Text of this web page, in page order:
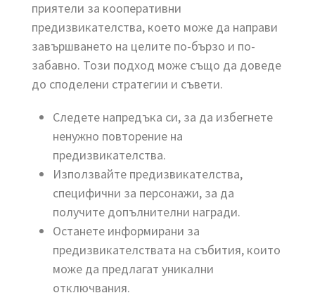
приятели за кооперативни
предизвикателства, което може да направи
завършването на целите по-бързо и по-
забавно. Този подход може също да доведе
до споделени стратегии и съвети.
Следете напредъка си, за да избегнете
ненужно повторение на
предизвикателства.
Използвайте предизвикателства,
специфични за персонажи, за да
получите допълнителни награди.
Останете информирани за
предизвикателствата на събития, които
може да предлагат уникални
отключвания.